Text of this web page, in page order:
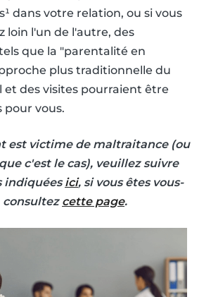
dans votre relation, ou si vous
loin l'un de l'autre, des
que la "parentalité en
plus traditionnelle du
des visites pourraient être
pour vous.
est victime de maltraitance (ou
c'est le cas), veuillez suivre
indiquéesici, si vous êtes vous-
cette page.